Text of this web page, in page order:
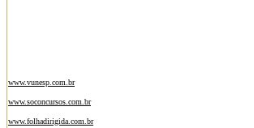
www.vunesp.com.br
www.soconcursos.com.br
www.folhadirigida.com.br